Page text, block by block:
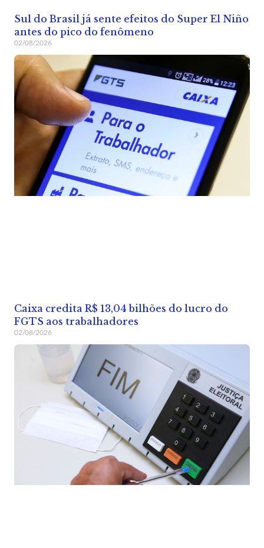
Sul do Brasil já sente efeitos do Super El Niño
antes do pico do fenômeno
02/08/2026
Caixa credita R$ 13,04 bilhões do lucro do
FGTS aos trabalhadores
02/08/2026